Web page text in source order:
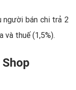
người bán chi trả 2
và thuế (1,5%).